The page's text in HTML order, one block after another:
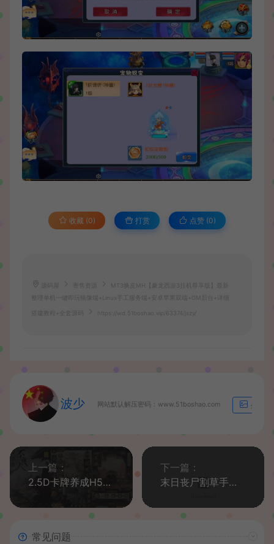
收藏 (0) 打赏 点赞 (0)
寄售资源
MT3换皮MH【豢龙西游3挂机尊享版】最新
整理单机一键即玩镜像端+Linux手工服务端+安卓苹果双端+GM后台+详细
搭建教程+全套源码 https://wd.51boshao.vip/63374/jszy/
波少 网站默认解压密码：www.51boshao.com 生成海
上一篇：
2.5D卡牌养成H5【新不魉人Ⅱ代金券内购版】最新整理单机一键即玩镜像端+Linux手工服务端+管理后台+CDK授权后台+简易安卓+详细搭建教程+全套前后端源码
下一篇：
末日丧尸割草手游【一蕗狂飆平台币内购408关版】最新整理单机一键即玩镜像端+Linux手工服务端+多区+网页注册+管理后台+代理后台+商城后台+CDK授权后台+安卓苹果双端+详细搭建教程
常见问题